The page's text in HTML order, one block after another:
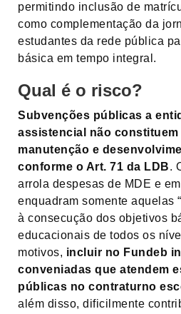
permitindo inclusão de
como complementação da
estudantes da rede pública
básica em tempo integral.
Qual é o risco?
Subvenções públicas a
assistencial não constituem
manutenção e
conforme o Art. 71 da LDB.
arrola despesas de MDE e
enquadram somente aquelas
à consecução dos objetivos
educacionais de todos os
motivos, incluir no Fundeb
conveniadas que atendem
públicas no contraturno
além disso, dificilmente